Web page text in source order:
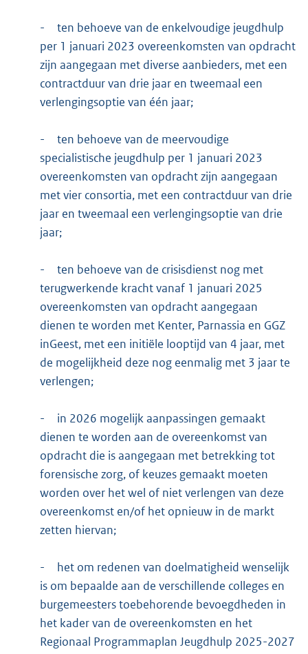
-
ten behoeve van de enkelvoudige jeugdhulp
per 1 januari 2023 overeenkomsten van opdracht
zijn aangegaan met diverse aanbieders, met een
contractduur van drie jaar en tweemaal een
verlengingsoptie van één jaar;
-
ten behoeve van de meervoudige
specialistische jeugdhulp per 1 januari 2023
overeenkomsten van opdracht zijn aangegaan
met vier consortia, met een contractduur van drie
jaar en tweemaal een verlengingsoptie van drie
jaar;
-
ten behoeve van de crisisdienst nog met
terugwerkende kracht vanaf 1 januari 2025
overeenkomsten van opdracht aangegaan
dienen te worden met Kenter, Parnassia en GGZ
inGeest, met een initiële looptijd van 4 jaar, met
de mogelijkheid deze nog eenmalig met 3 jaar te
verlengen;
-
in 2026 mogelijk aanpassingen gemaakt
dienen te worden aan de overeenkomst van
opdracht die is aangegaan met betrekking tot
forensische zorg, of keuzes gemaakt moeten
worden over het wel of niet verlengen van deze
overeenkomst en/of het opnieuw in de markt
zetten hiervan;
-
het om redenen van doelmatigheid wenselijk
is om bepaalde aan de verschillende colleges en
burgemeesters toebehorende bevoegdheden in
het kader van de overeenkomsten en het
Regionaal Programmaplan Jeugdhulp 2025-2027